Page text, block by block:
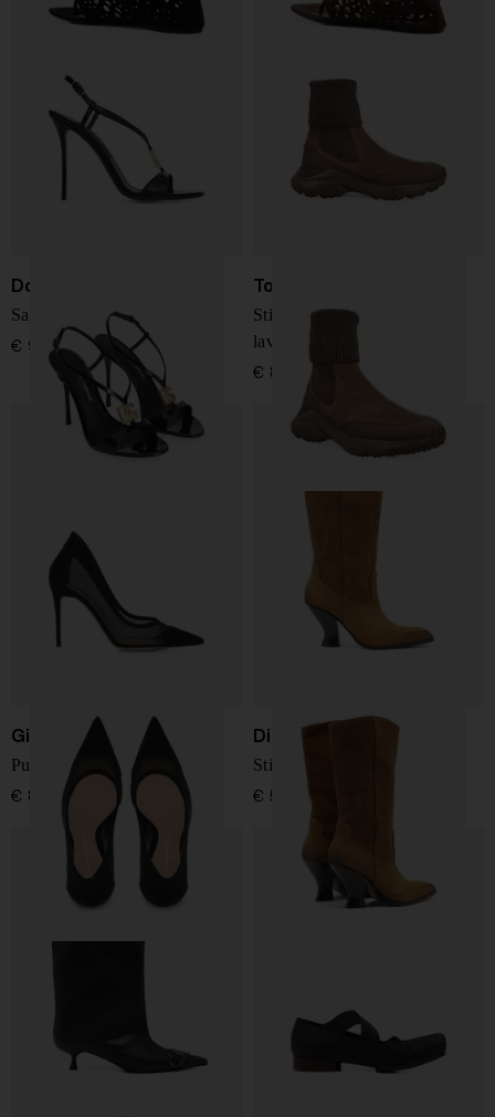
Dolce & Gabbana
Sandali in pelle lucida
€ 995,00
Tod's
Stivali Chelsea in pelle
lavorati a maglia
€ 850,00
Gianvito Rossi
Pumps in suede e rete
€ 890,00
Diesel
Stivali in pelle Luffy
€ 550,00